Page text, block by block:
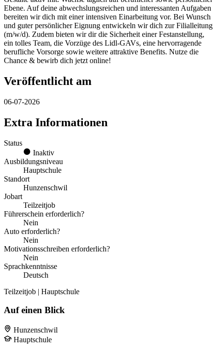
Ebene. Auf deine abwechslungsreichen und interessanten Aufgaben
bereiten wir dich mit einer intensiven Einarbeitung vor. Bei Wunsch
und guter persönlicher Eignung entwickeln wir dich zur Filialleitung
(m/w/d). Zudem bieten wir dir die Sicherheit einer Festanstellung,
ein tolles Team, die Vorzüge des Lidl-GAVs, eine hervorragende
berufliche Vorsorge sowie weitere attraktive Benefits. Nutze die
Chance & bewirb dich jetzt online!
Veröffentlicht am
06-07-2026
Extra Informationen
Status
Inaktiv
Ausbildungsniveau
Hauptschule
Standort
Hunzenschwil
Jobart
Teilzeitjob
Führerschein erforderlich?
Nein
Auto erforderlich?
Nein
Motivationsschreiben erforderlich?
Nein
Sprachkenntnisse
Deutsch
Teilzeitjob | Hauptschule
Auf einen Blick
Hunzenschwil
Hauptschule